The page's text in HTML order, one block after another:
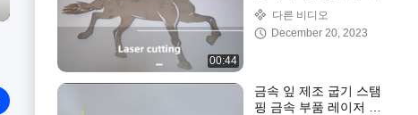
00:44
스테인리스 스틸 알루미
늄 레이저 절단 판
다른 비디오
December 20, 2023
금속 잎 제조 굽기 스탬
핑 금속 부품 레이저 절